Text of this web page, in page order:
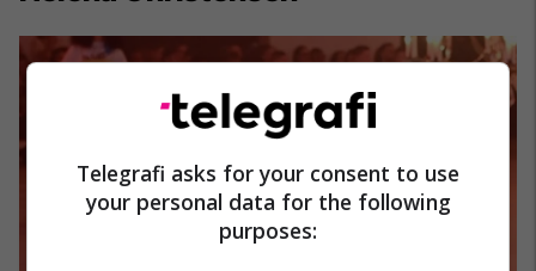
Telegrafi asks for your consent to use
your personal data for the following
purposes: